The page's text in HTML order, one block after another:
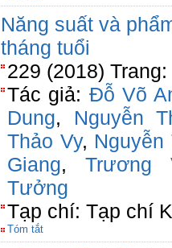
Năng suất và
tháng tuổi
229 (2018) Trang:
Tác giả: Đỗ Võ
Dung, Nguyễn
Thảo Vy, Nguyễn
Giang, Trương
Tưởng
Tạp chí: Tạp chí
Tóm tắt